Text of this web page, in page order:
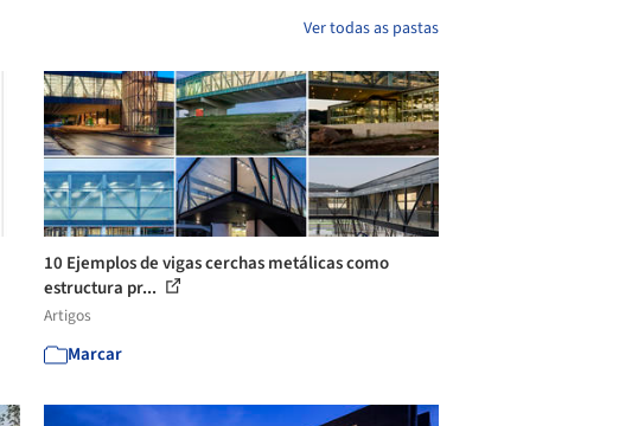
Ver todas as pastas
10 Ejemplos de vigas cerchas metálicas como
estructura pr...
Artigos
Marcar